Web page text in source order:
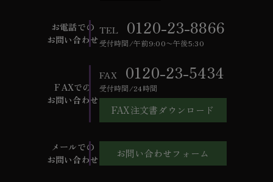
お電話での
お問い合わせ
TEL 0120-23-8866
受付時間/午前9:00〜午後5:30
FAXでの
お問い合わせ
FAX 0120-23-5434
受付時間/24時間
FAX注文書ダウンロード
メールでの
お問い合わせ
お問い合わせフォーム